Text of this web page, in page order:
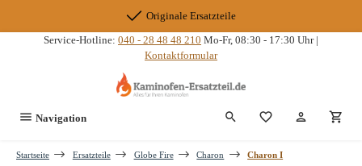
Originale Ersatzteile
Service-Hotline: 040 - 28 48 48 210 Mo-Fr, 08:30 - 17:30 Uhr |
Kontaktformular
Navigation Du hast 0
Startseite Ersatzteile Globe Fire Charon Charon I